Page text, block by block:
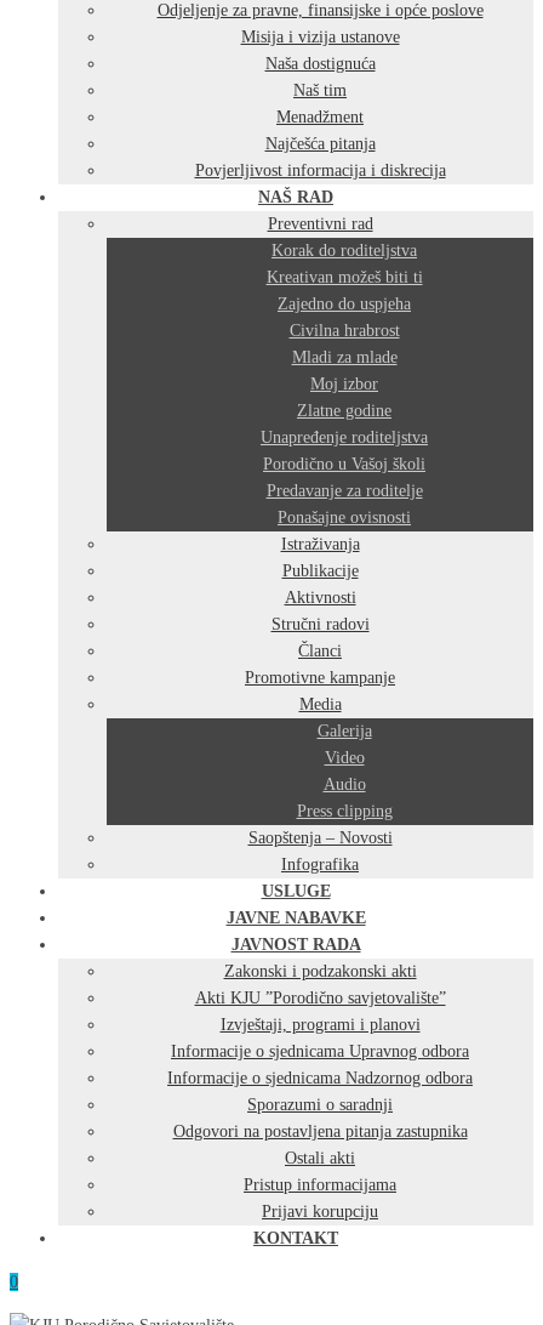
Odjeljenje za pravne, finansijske i opće poslove
Misija i vizija ustanove
Naša dostignuća
Naš tim
Menadžment
Najčešća pitanja
Povjerljivost informacija i diskrecija
NAŠ RAD
Preventivni rad
Korak do roditeljstva
Kreativan možeš biti ti
Zajedno do uspjeha
Civilna hrabrost
Mladi za mlade
Moj izbor
Zlatne godine
Unapređenje roditeljstva
Porodično u Vašoj školi
Predavanje za roditelje
Ponašajne ovisnosti
Istraživanja
Publikacije
Aktivnosti
Stručni radovi
Članci
Promotivne kampanje
Media
Galerija
Video
Audio
Press clipping
Saopštenja – Novosti
Infografika
USLUGE
JAVNE NABAVKE
JAVNOST RADA
Zakonski i podzakonski akti
Akti KJU ”Porodično savjetovalište”
Izvještaji, programi i planovi
Informacije o sjednicama Upravnog odbora
Informacije o sjednicama Nadzornog odbora
Sporazumi o saradnji
Odgovori na postavljena pitanja zastupnika
Ostali akti
Pristup informacijama
Prijavi korupciju
KONTAKT
0